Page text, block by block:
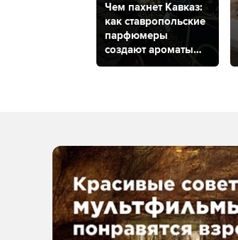
Чем пахнет Кавказ:
как ставропольские
парфюмеры
создают ароматы
КМВ